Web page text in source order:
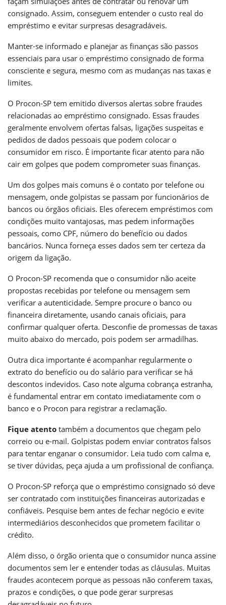
consignado. Assim, conseguem entender o custo real do
empréstimo e evitar surpresas desagradáveis.
Manter-se informado e planejar as finanças são passos
essenciais para usar o empréstimo consignado de forma
consciente e segura, mesmo com as mudanças nas taxas e
limites.
O Procon-SP tem emitido diversos alertas sobre fraudes
relacionadas ao empréstimo consignado. Essas fraudes
geralmente envolvem ofertas falsas, ligações suspeitas e
pedidos de dados pessoais que podem colocar o
consumidor em risco. É importante ficar atento para não
cair em golpes que podem comprometer suas finanças.
Um dos golpes mais comuns é o contato por telefone ou
mensagem, onde golpistas se passam por funcionários de
bancos ou órgãos oficiais. Eles oferecem empréstimos com
condições muito vantajosas, mas pedem informações
pessoais, como CPF, número do benefício ou dados
bancários. Nunca forneça esses dados sem ter certeza da
origem da ligação.
O Procon-SP recomenda que o consumidor não aceite
propostas recebidas por telefone ou mensagem sem
verificar a autenticidade. Sempre procure o banco ou
financeira diretamente, usando canais oficiais, para
confirmar qualquer oferta. Desconfie de promessas de taxas
muito abaixo do mercado, pois podem ser armadilhas.
Outra dica importante é acompanhar regularmente o
extrato do benefício ou do salário para verificar se há
descontos indevidos. Caso note alguma cobrança estranha,
é fundamental entrar em contato imediatamente com o
banco e o Procon para registrar a reclamação.
Fique atento também a documentos que chegam pelo
correio ou e-mail. Golpistas podem enviar contratos falsos
para tentar enganar o consumidor. Leia tudo com calma e,
se tiver dúvidas, peça ajuda a um profissional de confiança.
O Procon-SP reforça que o empréstimo consignado só deve
ser contratado com instituições financeiras autorizadas e
confiáveis. Pesquise bem antes de fechar negócio e evite
intermediários desconhecidos que prometem facilitar o
crédito.
Além disso, o órgão orienta que o consumidor nunca assine
documentos sem ler e entender todas as cláusulas. Muitas
fraudes acontecem porque as pessoas não conferem taxas,
prazos e condições, o que pode gerar surpresas